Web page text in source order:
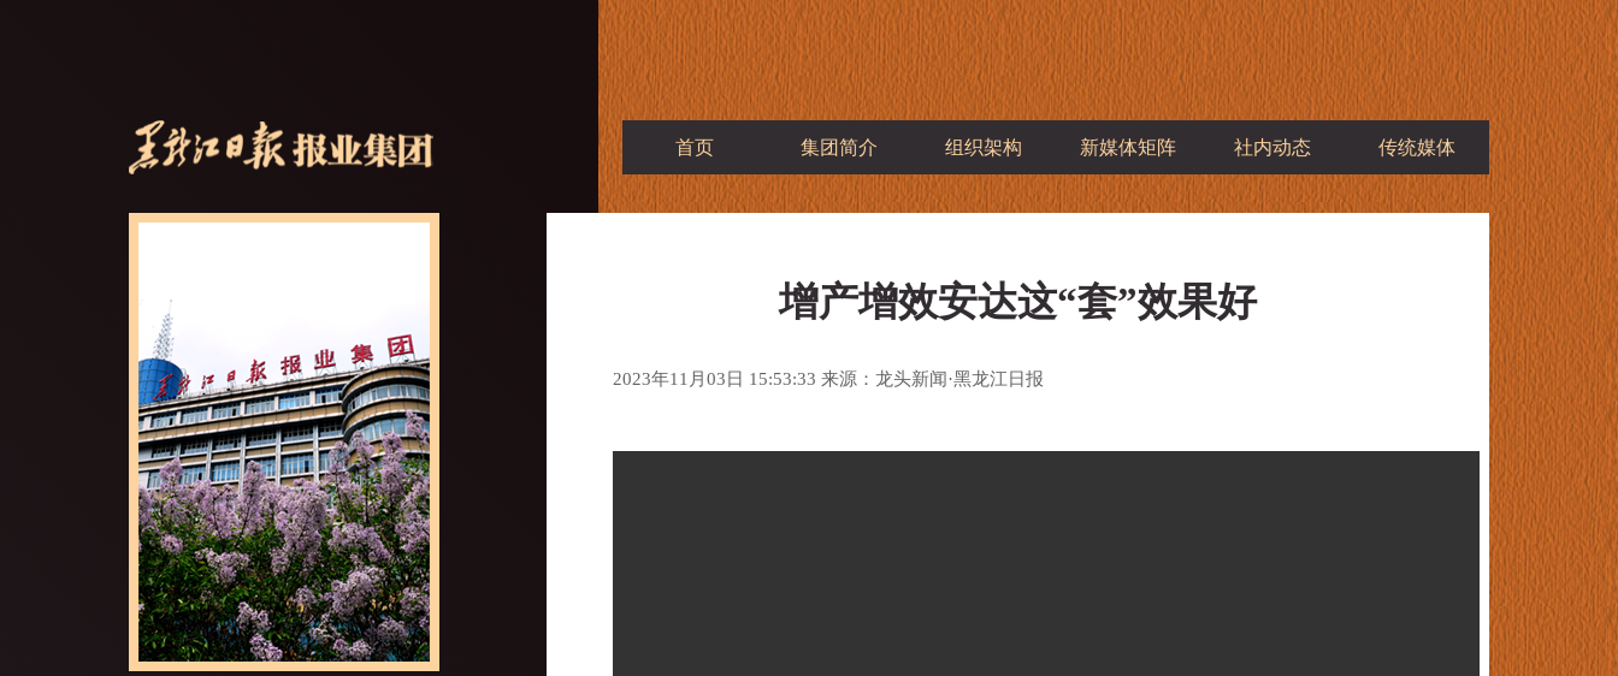
首页 集团简介 组织架构 新媒体矩阵 社内动态 传统媒体
增产增效安达这“套”效果好
2023年11月03日 15:53:33 来源：龙头新闻·黑龙江日报